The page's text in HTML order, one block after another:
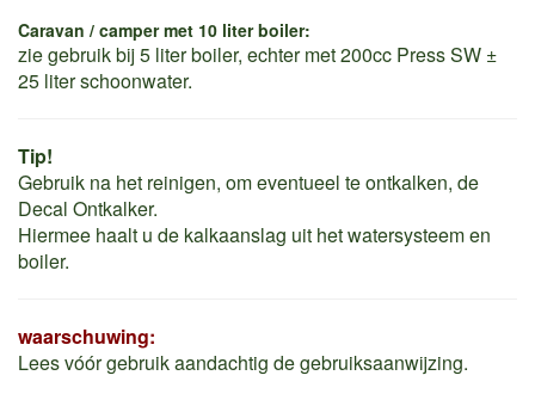
Caravan / camper met 10 liter boiler:
zie gebruik bij 5 liter boiler, echter met 200cc Press SW ±
25 liter schoonwater.
Tip!
Gebruik na het reinigen, om eventueel te ontkalken, de
Decal Ontkalker.
Hiermee haalt u de kalkaanslag uit het watersysteem en
boiler.
waarschuwing:
Lees vóór gebruik aandachtig de gebruiksaanwijzing.